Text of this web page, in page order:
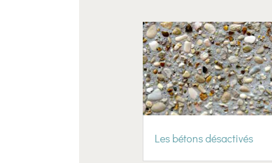
Les bétons désactivés